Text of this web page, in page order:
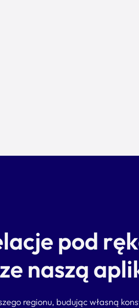
pod
naszą
regionu, budując własną